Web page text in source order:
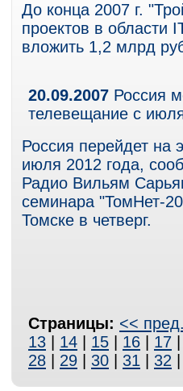
До конца 2007 г.
проектов в области
вложить 1,2 млрд
20.09.2007 Россия
телевещание с
Россия перейдет
июля 2012 года,
Радио Вильям
семинара "ТомНет-
Томске в четверг.
Страницы: <<
13
14 15 16 17
28
29 30 31 32